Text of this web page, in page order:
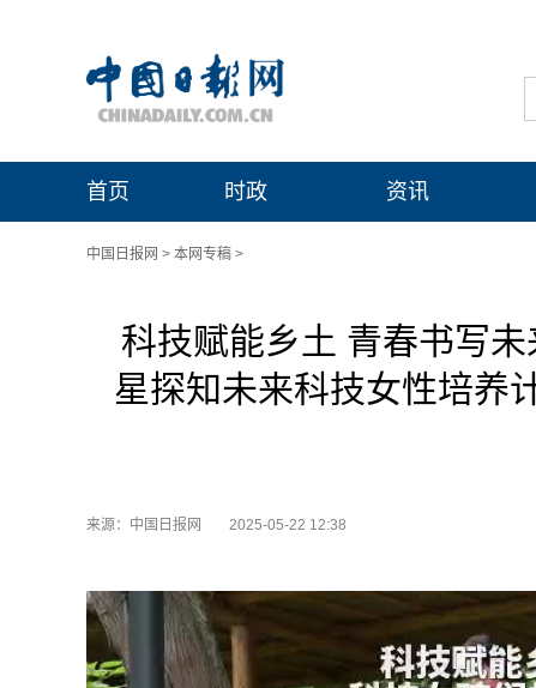
首页 时政 资讯
中国日报网 > 本网专稿 >
科技赋能乡土 青春书写
星探知未来科技女性培养
来源：中国日报网 2025-05-22 12:38